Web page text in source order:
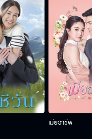
เมียอาชีพ